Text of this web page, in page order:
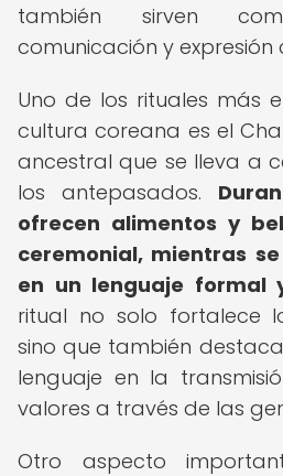
también sirven
comunicación y expresión
Uno de los rituales más
cultura coreana es el
ancestral que se lleva a
los antepasados.
ofrecen alimentos y
ceremonial, mientras
en un lenguaje formal
ritual no solo fortalece
sino que también
lenguaje en la
valores a través de las
Otro aspecto